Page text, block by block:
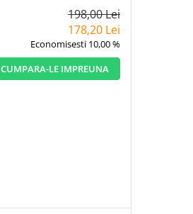
198,00 Lei
178,20 Lei
Economisesti 10,00 %
CUMPARA-LE IMPREUNA